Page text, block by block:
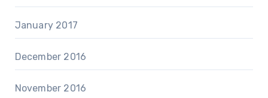
January 2017
December 2016
November 2016